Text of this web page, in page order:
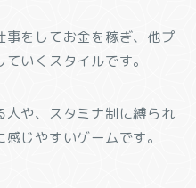
事をしてお金を稼ぎ、他プ
いくスタイルです。
や、スタミナ制に縛られ
じやすいゲームです。